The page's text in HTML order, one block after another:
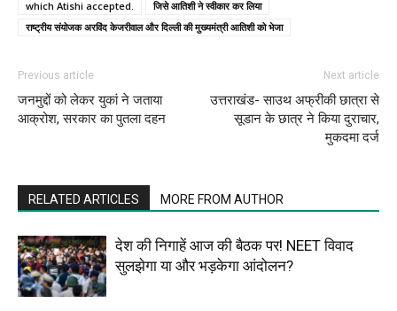
which Atishi accepted.
जिसे आतिशी ने स्वीकार कर लिया
राष्ट्रीय संयोजक अरविंद केजरीवाल और दिल्ली की मुख्यमंत्री आतिशी को भेजा
Previous article
जनमुद्दों को लेकर युकां ने जताया
आक्रोश, सरकार का पुतला दहन
Next article
उत्तराखंड- साउथ अफ्रीकी छात्रा से
सूडान के छात्र ने किया दुराचार,
मुकदमा दर्ज
RELATED ARTICLES MORE FROM AUTHOR
देश की निगाहें आज की बैठक पर! NEET विवाद
सुलझेगा या और भड़केगा आंदोलन?